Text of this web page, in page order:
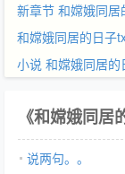
新章节 和嫦娥同居
和嫦娥同居的日子
小说 和嫦娥同居的
《和嫦娥同居
说两句。。